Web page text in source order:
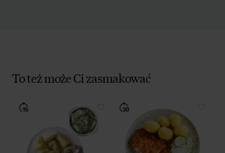
To też może Ci zasmakować